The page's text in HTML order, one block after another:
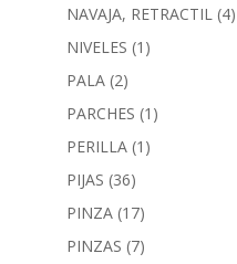
NAVAJA, RETRACTIL (4)
NIVELES (1)
PALA (2)
PARCHES (1)
PERILLA (1)
PIJAS (36)
PINZA (17)
PINZAS (7)